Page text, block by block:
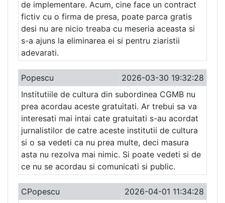
de implementare. Acum, cine face un contract
fictiv cu o firma de presa, poate parca gratis
desi nu are nicio treaba cu meseria aceasta si
s-a ajuns la eliminarea ei si pentru ziaristii
adevarati.
Popescu
2026-03-30 19:32:28
Institutiile de cultura din subordinea CGMB nu
prea acordau aceste gratuitati. Ar trebui sa va
interesati mai intai cate gratuitati s-au acordat
jurnalistilor de catre aceste institutii de cultura
si o sa vedeti ca nu prea multe, deci masura
asta nu rezolva mai nimic. Si poate vedeti si de
ce nu se acordau si comunicati si public.
CPopescu 2026-04-01 11:34:28